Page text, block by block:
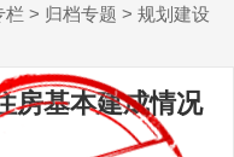
栏 > 归档专题 > 规划建设
房基本建成情况